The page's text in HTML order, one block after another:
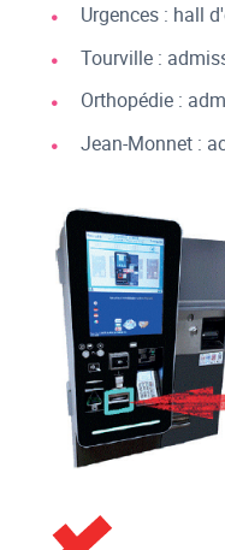
Urgences : hall
Tourville :
Orthopédie :
Jean-Monnet :